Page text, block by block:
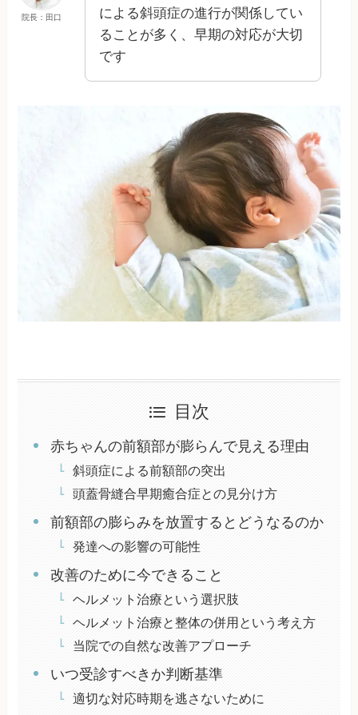
院長：田口
による斜頭症の進行が関係してい
ることが多く、早期の対応が大切
です
目次
赤ちゃんの前額部が膨らんで見える理由
斜頭症による前額部の突出
頭蓋骨縫合早期癒合症との見分け方
前額部の膨らみを放置するとどうなるのか
発達への影響の可能性
改善のために今できること
ヘルメット治療という選択肢
ヘルメット治療と整体の併用という考え方
当院での自然な改善アプローチ
いつ受診すべきか判断基準
適切な対応時期を逃さないために